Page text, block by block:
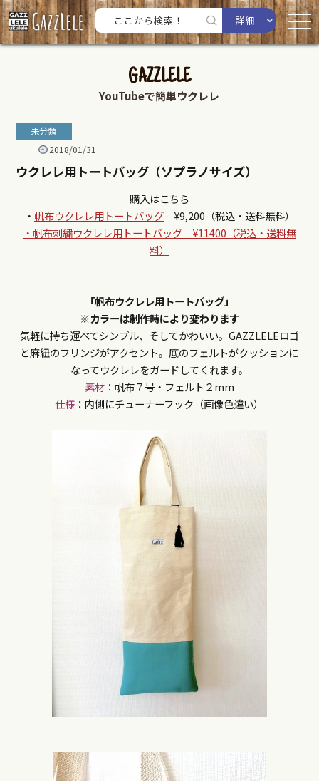
詳細
GAZZLELE
YouTubeで簡単ウクレレ
未分類
2018/01/31
ウクレレ用トートバッグ（ソプラノサイズ）
購入はこちら
・ 帆布ウクレレ用トートバッグ¥9,200（税込・送料無料）
・帆布刺繍ウクレレ用トートバッグ ¥11400（税込・送料無
料）
「帆布ウクレレ用トートバッグ」
※カラーは制作時により変わります
気軽に持ち運べてシンプル、そしてかわいい。GAZZLELEロゴ
と麻紐のフリンジがアクセント。底のフェルトがクッションに
なってウクレレをガードしてくれます。
素材：帆布７号・フェルト２mm
仕様 ：内側にチューナーフック（画像色違い）